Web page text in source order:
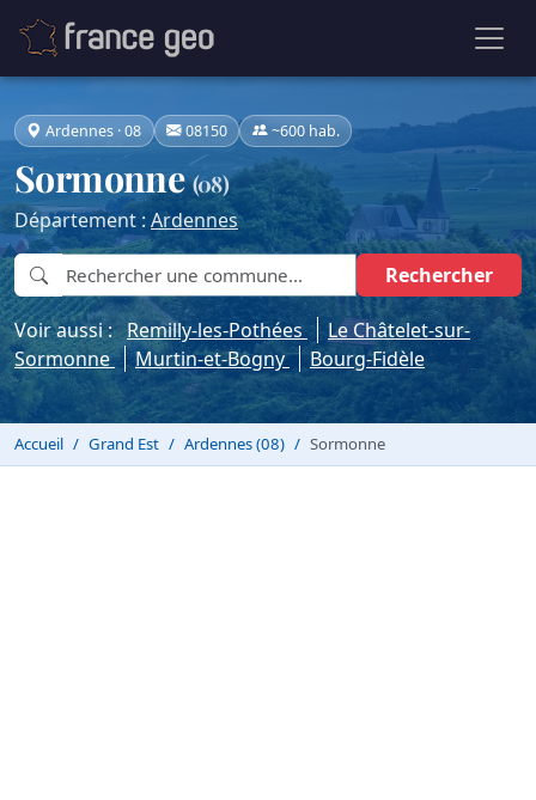
Ardennes · 08 08150 ~600 hab.
Sormonne(08)
Département : Ardennes
Rechercher
Voir aussi :Remilly-les-Pothées
Le Châtelet-sur-
Sormonne
Murtin-et-Bogny Bourg-Fidèle
Accueil Grand Est Ardennes (08) Sormonne